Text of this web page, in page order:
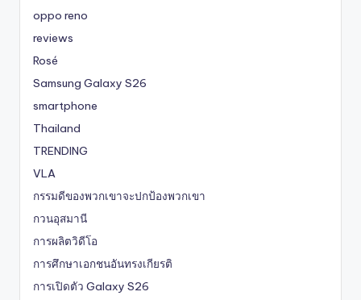
oppo reno
reviews
Rosé
Samsung Galaxy S26
smartphone
Thailand
TRENDING
VLA
กรรมดีของพวกเขาจะปกป้องพวกเขา
กวนอุสมานี
การผลิตวิดีโอ
การศึกษาเอกชนอันทรงเกียรติ
การเปิดตัว Galaxy S26